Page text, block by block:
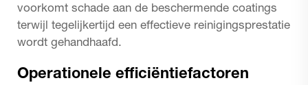
voorkomt schade aan de beschermende coatings
terwijl tegelijkertijd een effectieve reinigingsprestatie
wordt gehandhaafd.
Operationele efficiëntiefactoren